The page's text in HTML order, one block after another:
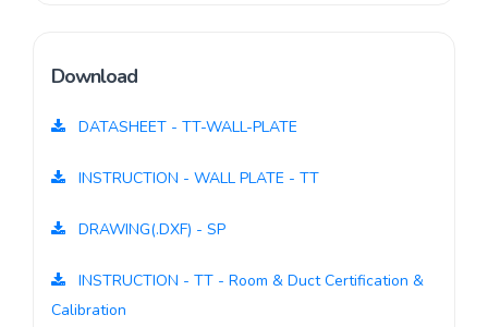
Download
DATASHEET - TT-WALL-PLATE
INSTRUCTION - WALL PLATE - TT
DRAWING(.DXF) - SP
INSTRUCTION - TT - Room & Duct Certification &
Calibration